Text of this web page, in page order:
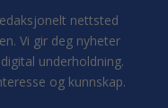
nettsted
Vi gir deg nyheter
underholdning.
og kunnskap.